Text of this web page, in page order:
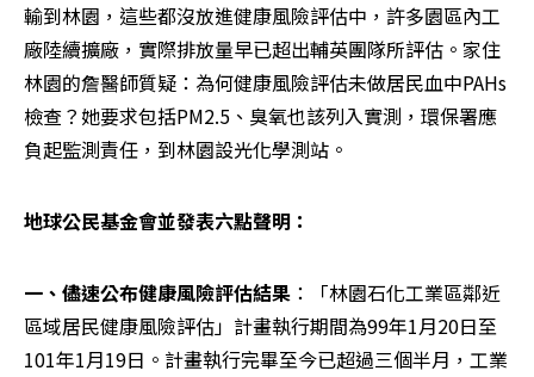
輸到林園，這些都沒放進健康風險評估中，許多園區內工
廠陸續擴廠，實際排放量早已超出輔英團隊所評估。家住
林園的詹醫師質疑：為何健康風險評估未做居民血中PAHs
檢查？她要求包括PM2.5、臭氧也該列入實測，環保署應
負起監測責任，到林園設光化學測站。
地球公民基金會並發表六點聲明：
一、儘速公布健康風險評估結果 ：「林園石化工業區鄰近
區域居民健康風險評估」計畫執行期間為99年1月20日至
101年1月19日。計畫執行完畢至今已超過三個半月，工業